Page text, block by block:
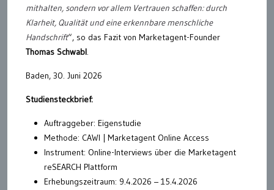
mithalten, sondern vor allem Vertrauen schaffen: durch
Klarheit, Qualität und eine erkennbare menschliche
Handschrift“, so das Fazit von Marketagent-Founder
Thomas Schwabl.
Baden, 30. Juni 2026
Studiensteckbrief:
Auftraggeber: Eigenstudie
Methode: CAWI | Marketagent Online Access
Instrument: Online-Interviews über die Marketagent
reSEARCH Plattform
Erhebungszeitraum: 9.4.2026 – 15.4.2026